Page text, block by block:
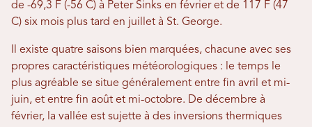
de -69,3 F (-56 C) à Peter Sinks en février et de 117 F (47
C) six mois plus tard en juillet à St. George.
Il existe quatre saisons bien marquées, chacune avec ses
propres caractéristiques météorologiques : le temps le
plus agréable se situe généralement entre fin avril et mi-
juin, et entre fin août et mi-octobre. De décembre à
février, la vallée est sujette à des inversions thermiques